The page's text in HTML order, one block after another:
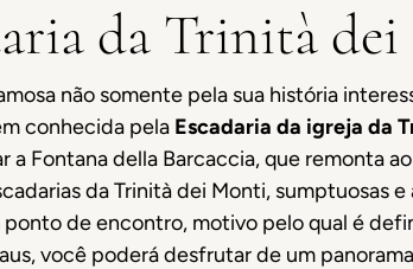
da Trinità
não somente pela sua história
conhecida pela Escadaria da igreja da
Fontana della Barcaccia, que remonta
da Trinità dei Monti, sumptuosas
de encontro, motivo pelo qual é
você poderá desfrutar de um